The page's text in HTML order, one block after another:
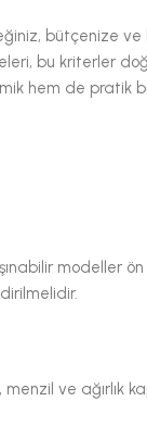
bütçenize ve
bu kriterler
hem de pratik
modeller
ve ağırlık